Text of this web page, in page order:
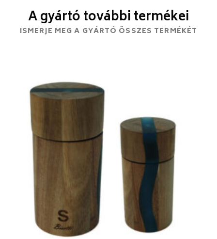
A gyártó további termékei
ISMERJE MEG A GYÁRTÓ ÖSSZES TERMÉKÉT